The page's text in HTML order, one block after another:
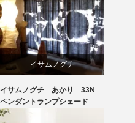
イサムノグチ
照明器具
イサムノグチ あかり 33N
ペンダントランプシェード